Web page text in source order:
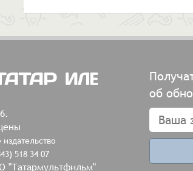
518 34 07
"Татармультфильм"
об